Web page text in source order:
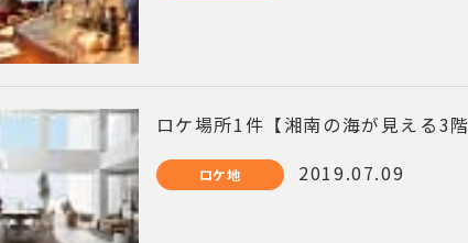
ロケ場所1件【湘南の海が見える3
ロケ地 2019.07.09